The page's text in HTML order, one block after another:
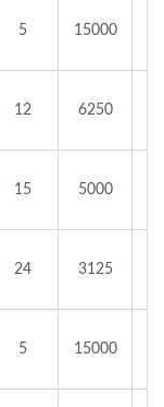
5 15000
12 6250
15 5000
24 3125
5 15000